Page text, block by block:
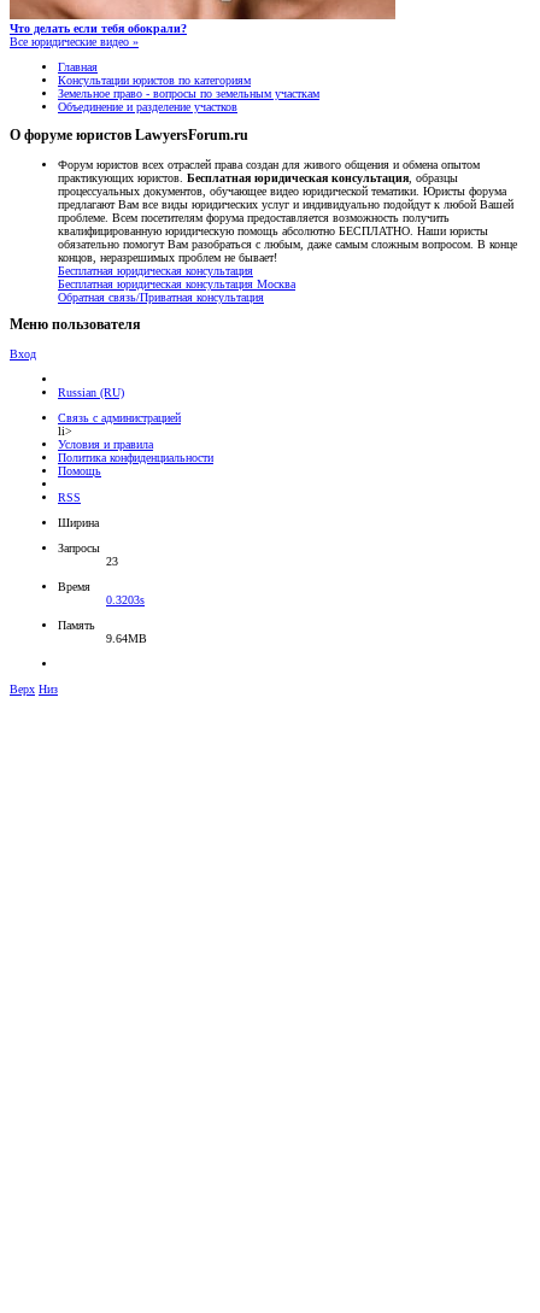
Что делать если тебя обокрали?
Все юридические видео »
Главная
Консультации юристов по категориям
Земельное право - вопросы по земельным участкам
Объединение и разделение участков
О форуме юристов LawyersForum.ru
Форум юристов всех отраслей права создан для живого общения и обмена опытом
практикующих юристов. Бесплатная юридическая консультация , образцы
процессуальных документов, обучающее видео юридической тематики. Юристы форума
предлагают Вам все виды юридических услуг и индивидуально подойдут к любой Вашей
проблеме. Всем посетителям форума предоставляется возможность получить
квалифицированную юридическую помощь абсолютно БЕСПЛАТНО. Наши юристы
обязательно помогут Вам разобраться с любым, даже самым сложным вопросом. В конце
концов, неразрешимых проблем не бывает!
Бесплатная юридическая консультация
Бесплатная юридическая консультация Москва
Обратная связь/Приватная консультация
Меню пользователя
Вход
Russian (RU)
Связь с администрацией
li>
Условия и правила
Политика конфиденциальности
Помощь
RSS
Ширина
Запросы
23
Время
0.3203s
Память
9.64MB
Верх Низ